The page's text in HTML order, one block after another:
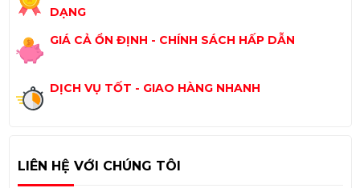
DẠNG
GIÁ CẢ ỔN ĐỊNH - CHÍNH SÁCH HẤP DẪN
DỊCH VỤ TỐT - GIAO HÀNG NHANH
LIÊN HỆ VỚI CHÚNG TÔI